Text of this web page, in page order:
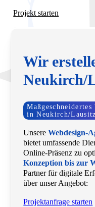
Projekt starten
Wir
Neukirch/
in Neukirch/Lausitz
UnsereWebdesign-
bietet umfassende
Online-Präsenz zu
Konzeption bis zur
Partner für digitale
über unser Angebot:
Projektanfrage starten